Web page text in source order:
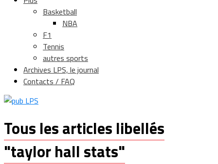
Basketball
NBA
F1
Tennis
autres sports
Archives LPS, le journal
Contacts / FAQ
Tous les articles libellés
"taylor hall stats"